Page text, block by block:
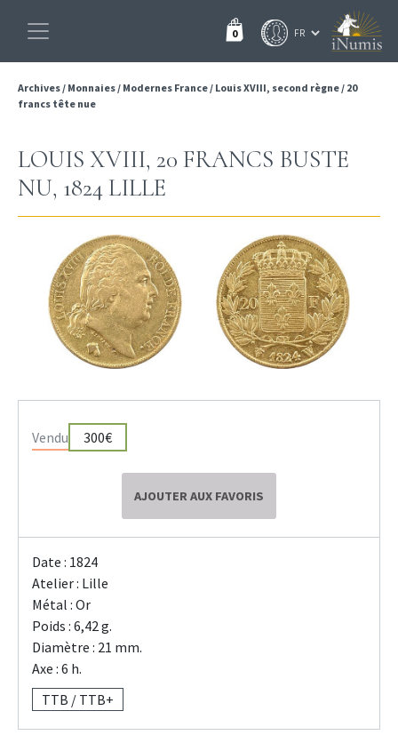
0
Archives/ Monnaies/ Modernes France/ Louis XVIII, second règne/ 20
francs tête nue
LOUIS XVIII, 20 FRANCS BUSTE
NU, 1824 LILLE
Vendu 300€
AJOUTER AUX FAVORIS
Date : 1824
Atelier : Lille
Métal : Or
Poids : 6,42 g.
Diamètre : 21 mm.
Axe : 6 h.
TTB / TTB+